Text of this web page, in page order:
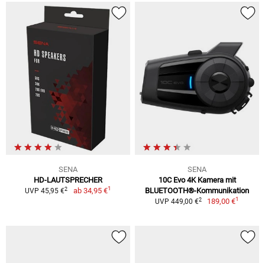
SENA
HD-LAUTSPRECHER
UVP 45,95 €2 ab 34,95 €1
SENA
10C Evo 4K Kamera mit
BLUETOOTH®-Kommunikation
UVP 449,00 €2 189,00 €1